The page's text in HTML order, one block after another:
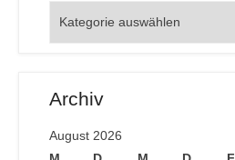
Archiv
August 2026